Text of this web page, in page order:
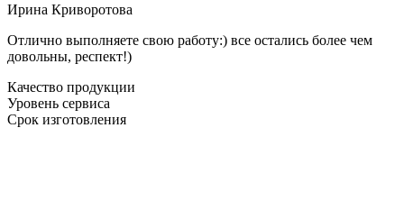
Ирина Криворотова
Отлично выполняете свою работу:) все остались более чем
довольны, респект!)
Качество продукции
Уровень сервиса
Срок изготовления